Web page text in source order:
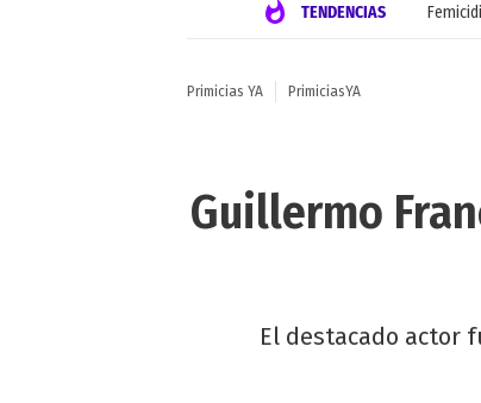
TENDENCIAS
Primicias YA PrimiciasYA
Guillermo
El destacado actor